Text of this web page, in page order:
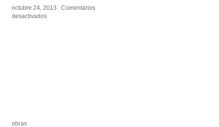
octubre 24, 2013 / Comentarios
desactivadosen
octubre 24, 2013 / Comentarios
desactivadosen
obras
obras